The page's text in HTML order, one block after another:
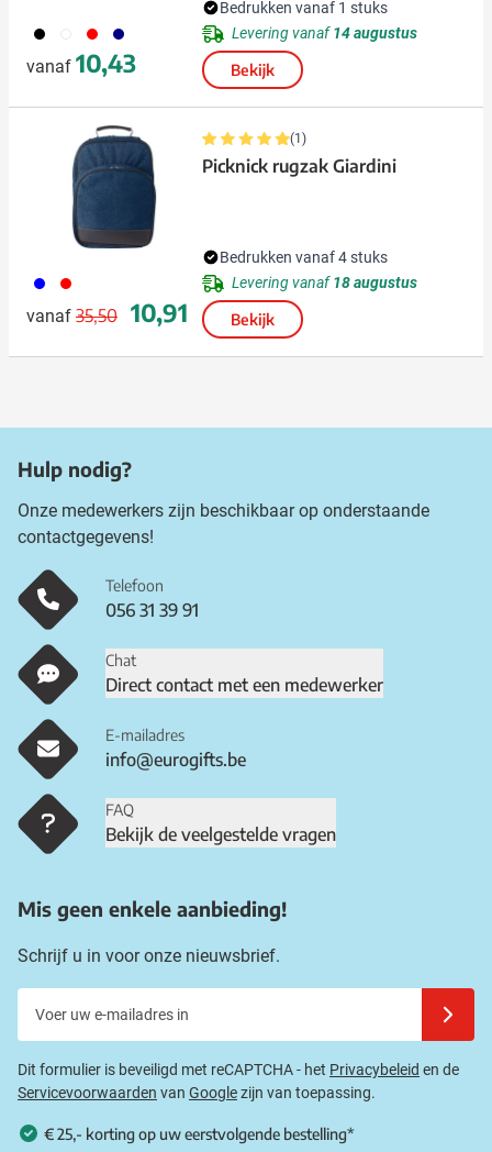
001 002 008 307
vanaf 10,43
Bedrukken vanaf 1 stuks
Levering vanaf14 augustus
Bekijk
005 008
vanaf
Normale prijs
35,50
Speciale prijs
10,91
(1)
Picknick rugzak Giardini
Bedrukken vanaf 4 stuks
Levering vanaf18 augustus
Bekijk
Hulp nodig?
Onze medewerkers zijn beschikbaar op onderstaande
contactgegevens!
Telefoon
056 31 39 91
Chat
Direct contact met een medewerker
E-mailadres
info@eurogifts.be
FAQ
Bekijk de veelgestelde vragen
Mis geen enkele aanbieding!
Schrijf u in voor onze nieuwsbrief.
Dit formulier is beveiligd met reCAPTCHA - het Privacybeleid en de
Servicevoorwaarden van Googlezijn van toepassing.
€ 25,- korting op uw eerstvolgende bestelling*